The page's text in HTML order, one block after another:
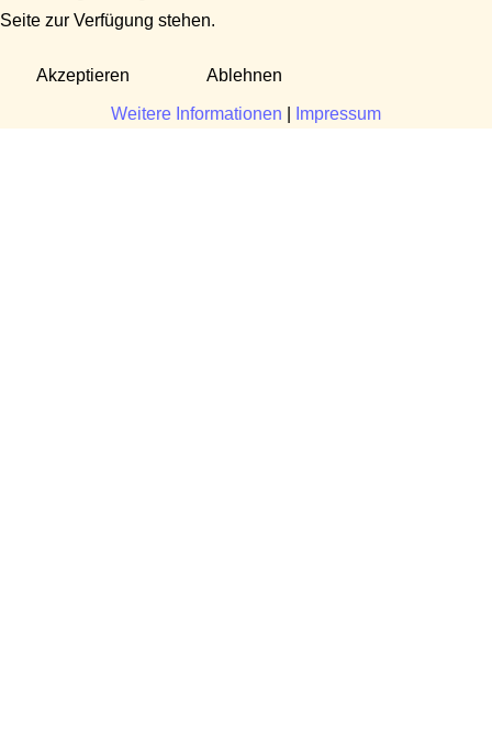
Seite zur Verfügung stehen.
Akzeptieren Ablehnen
Weitere Informationen Impressum